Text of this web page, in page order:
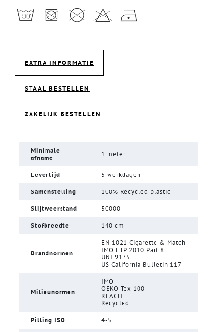
EXTRA INFORMATIE
STAAL BESTELLEN
ZAKELIJK BESTELLEN
Minimale
afname
1 meter
Levertijd 5 werkdagen
Samenstelling 100% Recycled plastic
Slijtweerstand 50000
Stofbreedte 140 cm
Brandnormen
EN 1021 Cigarette & Match
IMO FTP 2010 Part 8
UNI 9175
US California Bulletin 117
Milieunormen
IMO
OEKO Tex 100
REACH
Recycled
Pilling ISO 4-5